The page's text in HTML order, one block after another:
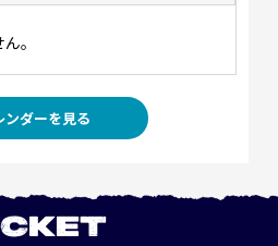
。
ンダーを見る